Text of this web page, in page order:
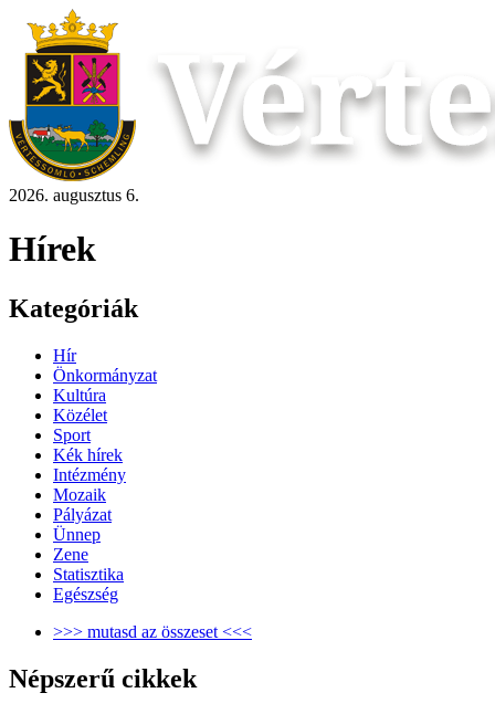
2026. augusztus 6.
Hírek
Kategóriák
Hír
Önkormányzat
Kultúra
Közélet
Sport
Kék hírek
Intézmény
Mozaik
Pályázat
Ünnep
Zene
Statisztika
Egészség
>>> mutasd az összeset <<<
Népszerű cikkek